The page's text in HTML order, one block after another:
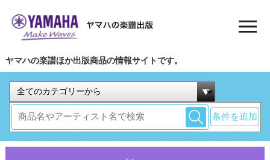
ヤマハの楽譜ほか出版商品の情報サイトです。
条件を追加